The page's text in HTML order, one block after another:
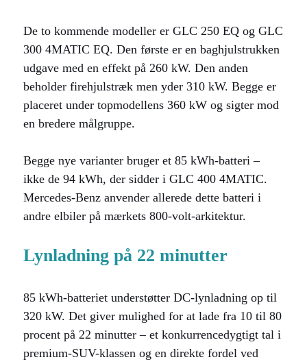
De to kommende modeller er GLC 250 EQ og GLC
300 4MATIC EQ. Den første er en baghjulstrukken
udgave med en effekt på 260 kW. Den anden
beholder firehjulstræk men yder 310 kW. Begge er
placeret under topmodellens 360 kW og sigter mod
en bredere målgruppe.
Begge nye varianter bruger et 85 kWh-batteri –
ikke de 94 kWh, der sidder i GLC 400 4MATIC.
Mercedes-Benz anvender allerede dette batteri i
andre elbiler på mærkets 800-volt-arkitektur.
Lynladning på 22 minutter
85 kWh-batteriet understøtter DC-lynladning op til
320 kW. Det giver mulighed for at lade fra 10 til 80
procent på 22 minutter – et konkurrencedygtigt tal i
premium-SUV-klassen og en direkte fordel ved